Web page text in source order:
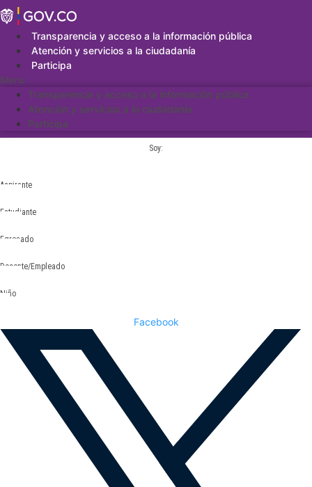
Saltar
al
contenidoTransparencia y acceso a la información pública
Atención y servicios a la ciudadanía
Participa
Menu
Transparencia y acceso a la información pública
Atención y servicios a la ciudadanía
Participa
Soy:
Aspirante
Estudiante
Egresado
Docente/Empleado
Niño
Facebook